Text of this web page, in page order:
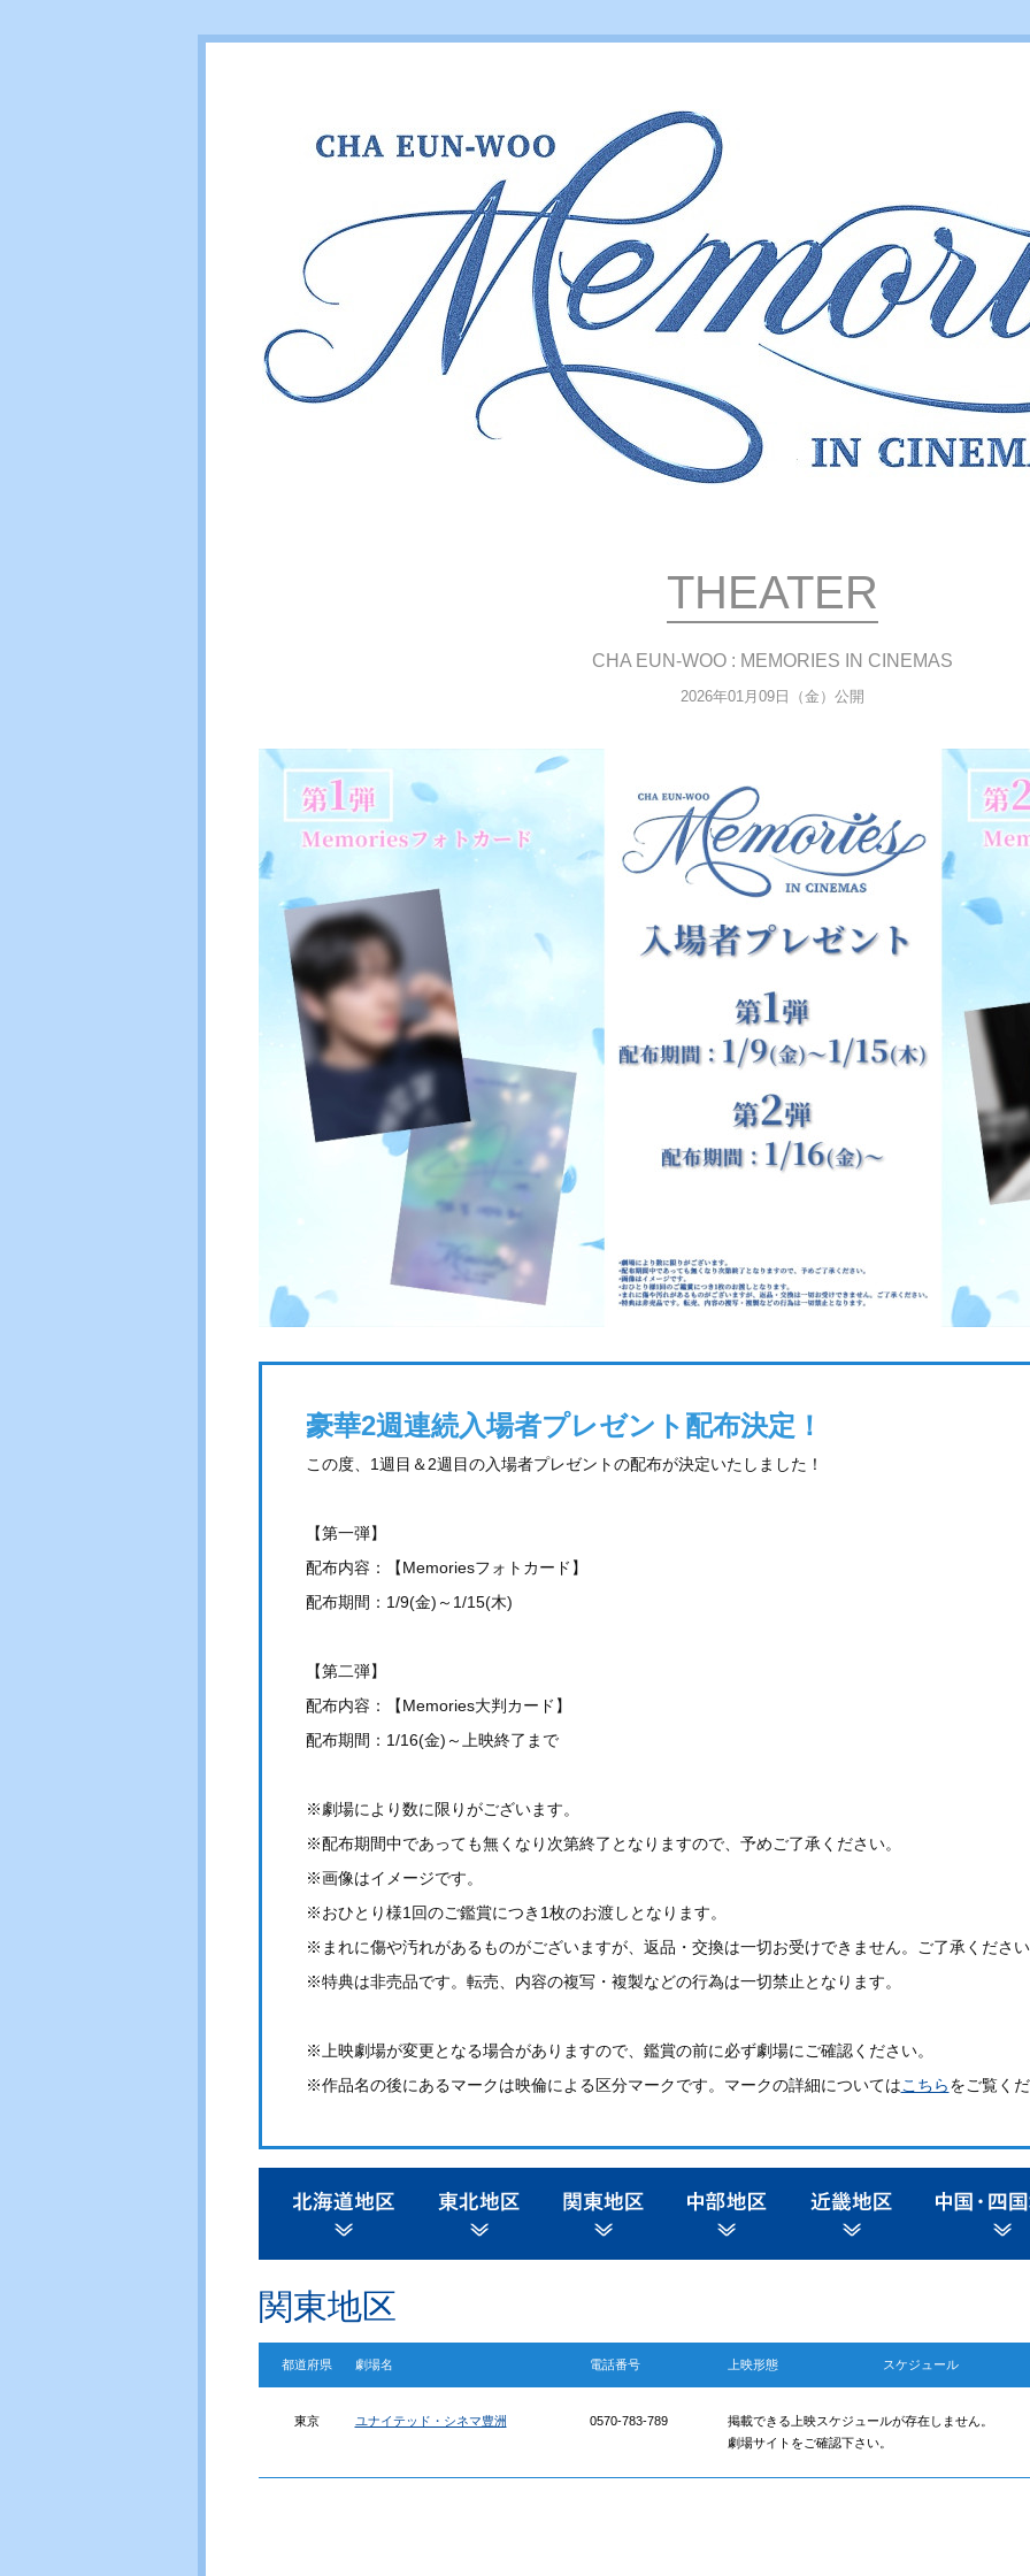
THEATER
CHA EUN-WOO : MEMORIES IN CINEMAS
2026年01月09日（金）公開
豪華2週連続入場者プレゼント配布決定！
この度、1週目＆2週目の入場者プレゼントの配布が決定いたしました！
【第一弾】
配布内容：【Memoriesフォトカード】
配布期間：1/9(金)～1/15(木)
【第二弾】
配布内容：【Memories大判カード】
配布期間：1/16(金)～上映終了まで
※劇場により数に限りがございます。
※配布期間中であっても無くなり次第終了となりますので、予めご了承ください。
※画像はイメージです。
※おひとり様1回のご鑑賞につき1枚のお渡しとなります。
※まれに傷や汚れがあるものがございますが、返品・交換は一切お受けできません。ご了承くださ
※特典は非売品です。転売、内容の複写・複製などの行為は一切禁止となります。
※上映劇場が変更となる場合がありますので、鑑賞の前に必ず劇場にご確認ください。
※作品名の後にあるマークは映倫による区分マークです。マークの詳細についてはこちらをご覧く
関東地区
都道府県 劇場名 電話番号 上映形態 スケジュール
東京 ユナイテッド・シネマ豊洲 0570-783-789
掲載できる上映スケジュールが存在しません。
劇場サイトをご確認下さい。